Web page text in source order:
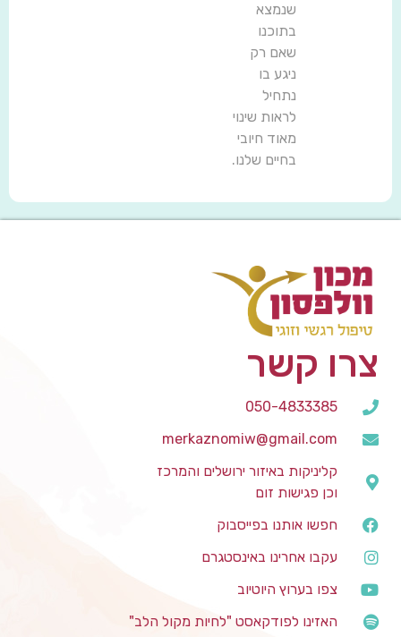
שנמצא
בתוכנו
שאם רק
ניגע בו
נתחיל
לראות שינוי
מאוד חיובי
בחיים שלנו.
צרו קשר
050-4833385
merkaznomiw@gmail.com
קליניקות באיזור ירושלים והמרכז
וכן פגישות זום
חפשו אותנו בפייסבוק
עקבו אחרינו באינסטגרם
צפו בערוץ היוטיוב
האזינו לפודקאסט "לחיות מקול הלב"